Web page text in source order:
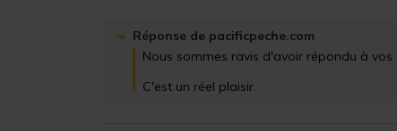
Réponse de pacificpeche.com
Nous sommes ravis d'avoir répondu à
C'est un réel plaisir.